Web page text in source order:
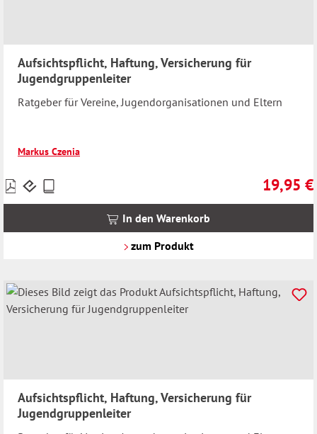
Aufsichtspflicht, Haftung, Versicherung für
Jugendgruppenleiter
Ratgeber für Vereine, Jugendorganisationen und Eltern
Markus Czenia
19,95 €
Preise
inkl.
In den Warenkorb
zum Produkt
Aufsichtspflicht, Haftung, Versicherung für
Jugendgruppenleiter